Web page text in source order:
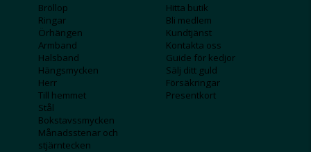
Bröllop
Ringar
Örhängen
Armband
Halsband
Hängsmycken
Herr
Till hemmet
Stål
Bokstavssmycken
Månadsstenar och
stjärntecken
Hitta butik
Bli medlem
Kundtjänst
Kontakta oss
Guide för kedjor
Sälj ditt guld
Försäkringar
Presentkort